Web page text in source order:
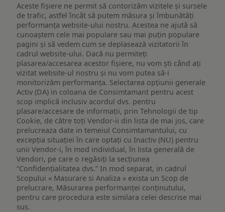
Aceste fișiere ne permit să contorizăm vizitele și sursele
de trafic, astfel încât să putem măsura și îmbunătăți
performanța website-ului nostru. Acestea ne ajută să
cunoaștem cele mai populare sau mai puțin populare
pagini și să vedem cum se deplasează vizitatorii în
cadrul website-ului. Dacă nu permiteți
plasarea/accesarea acestor fișiere, nu vom ști când ați
vizitat website-ul nostru și nu vom putea să-i
monitorizăm performanța. Selectarea opțiunii generale
Activ (DA) in coloana de Consimtamant pentru acest
scop implică inclusiv acordul dvs. pentru
plasare/accesare de informații, prin Tehnologii de tip
Cookie, de către toți Vendor-ii din lista de mai jos, care
prelucreaza date in temeiul Consimtamantului, cu
excepția situației în care optați cu Inactiv (NU) pentru
unii Vendor-i, în mod individual, în lista generală de
Vendori, pe care o regăsiți la secțiunea
“Confidențialitatea dvs.” In mod separat, in cadrul
Scopului « Masurare si Analiza » exista un Scop de
prelucrare, Măsurarea performanței conținutului,
pentru care procedura este similara celei descrise mai
sus.